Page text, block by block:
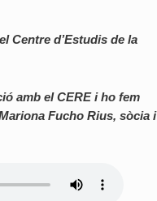
Centre d’Estudis de la
amb el CERE i ho fem
Fucho Rius, sòcia i